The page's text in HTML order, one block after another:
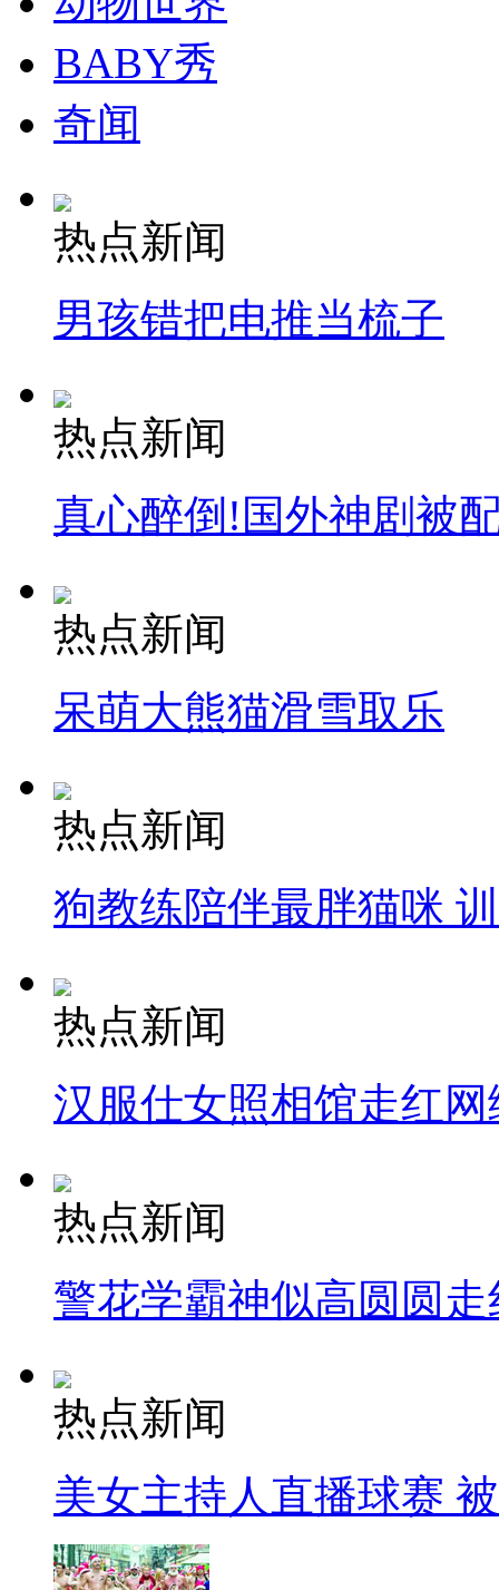
BABY秀
奇闻
热点新闻
男孩错把电推当梳子
热点新闻
真心醉倒!国外神剧被
热点新闻
呆萌大熊猫滑雪取乐
热点新闻
狗教练陪伴最胖猫咪
热点新闻
汉服仕女照相馆走红网
热点新闻
警花学霸神似高圆圆走
热点新闻
美女主持人直播球赛